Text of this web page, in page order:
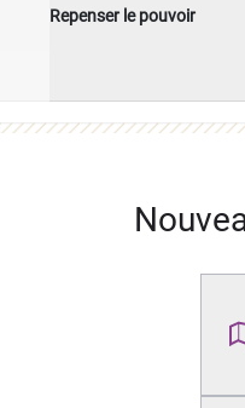
Repenser le pouvoir